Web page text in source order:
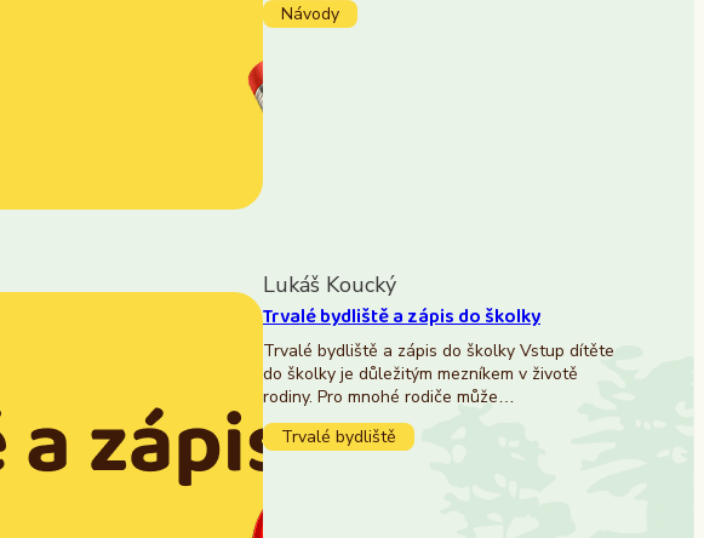
Návody
Lukáš Koucký
Trvalé bydliště a zápis do školky
Trvalé bydliště a zápis do školky Vstup dítěte
do školky je důležitým mezníkem v životě
rodiny. Pro mnohé rodiče může…
Trvalé bydliště